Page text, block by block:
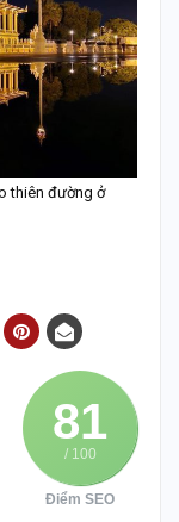
thiên đường ở
81
/ 100
Điểm SEO